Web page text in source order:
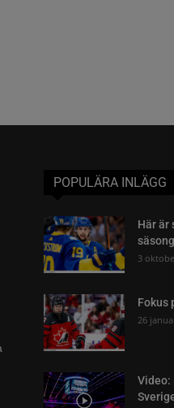
POPULÄRA INLÄGG
Här är
3
Fokus
26
Video: